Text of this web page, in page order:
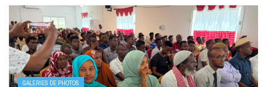
GALERIES DE PHOTOS